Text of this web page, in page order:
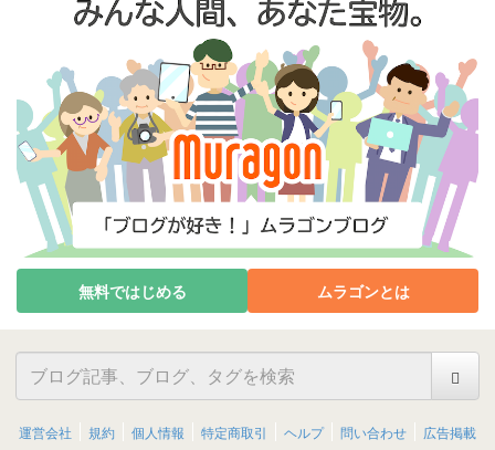
無料ではじめる ムラゴンとは
運営会社 規約 個人情報 特定商取引 ヘルプ 問い合わせ 広告掲載